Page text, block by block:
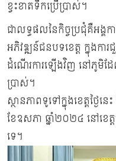
ខ្វះខាតទឹកប្រើប្រាស់។
ជាលទ្ធផលនៃកិច្ចប្រជុំគឺអង្គ
អភិវឌ្ឍន៍ជនបទខេត្ត ក្នុង
ដំណើរការឡើងវិញ នៅភូមិដ
ប្រាស់។
ស្ថានភាពទូទៅក្នុងខេត្តថ្ង
ខែឧសភា ឆ្នាំ២០២៤ នៅខេត្
ទេ។